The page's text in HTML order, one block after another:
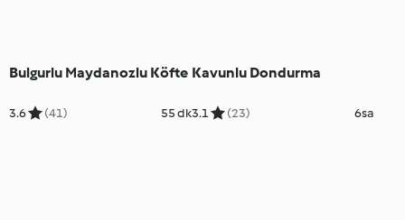
Bulgurlu Maydanozlu Köfte
3.6 (41) 55 dk
Kavunlu Dondurma
3.1 (23) 6sa